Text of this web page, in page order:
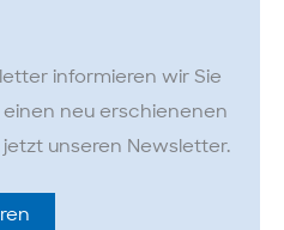
informieren wir Sie
neu erschienenen
unseren Newsletter.